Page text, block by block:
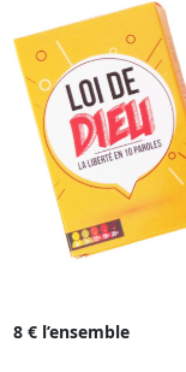
8 € l’ensemble